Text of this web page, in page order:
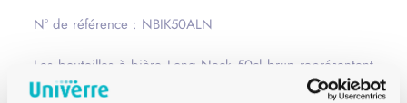
N° de référence : NBIK50ALN
Les bouteilles à bière Long Neck 50cl brun représentent
la forme classique et traditionnelle des bouteilles à bière.